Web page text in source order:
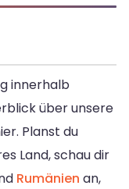
innerhalb
über unsere
Planst du
Land, schau dir
Rumänien an,